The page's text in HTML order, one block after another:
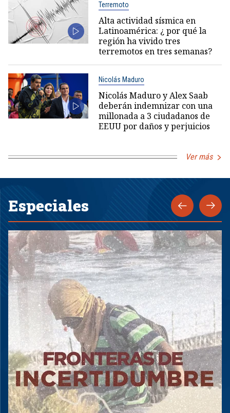
Terremoto
Alta actividad sísmica en
Latinoamérica: ¿ por qué la
región ha vivido tres
terremotos en tres semanas?
Nicolás Maduro
Nicolás Maduro y Alex Saab
deberán indemnizar con una
millonada a 3 ciudadanos de
EEUU por daños y perjuicios
Ver más
Especiales